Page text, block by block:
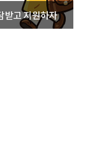
받고 지원하자